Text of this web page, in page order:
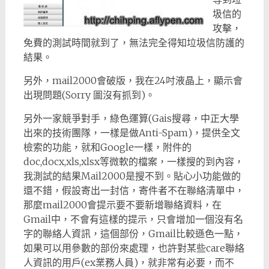
圾信的
攻擊，
免費的測試時間就到了，無法完全得知垃圾信防護的
結果。
另外，mail2000會破版，我在24吋液晶上，顯示會
出現問題(Sorry 圖沒有抓到)。
另外一家競爭對手，綠色運算(Gais搜尋，中正大學
出來的技術團隊，一樣是做Anti-Spam)，提供全文
檢索的功能，就和Google一樣，附件的
doc,docx,xls,xlsx等微軟的檔案，一樣搜的到內容，
我測試的結果Mail2000是搜不到。貼心小功能做的
還不錯，假設寄出一封信，寄件者不在聯絡清單中，
那麼mail2000會提示要不要新增聯絡資料，在
Gmail中，不會有這樣的提示，只會增加一個沒有名
字的聯絡人資訊，這個部份，Gmail比較遜色一點，
如果可以用參數的部份來處理，也許對某些care聯絡
人資訊的用戶(ex業務人員)，就非常有必要，而不